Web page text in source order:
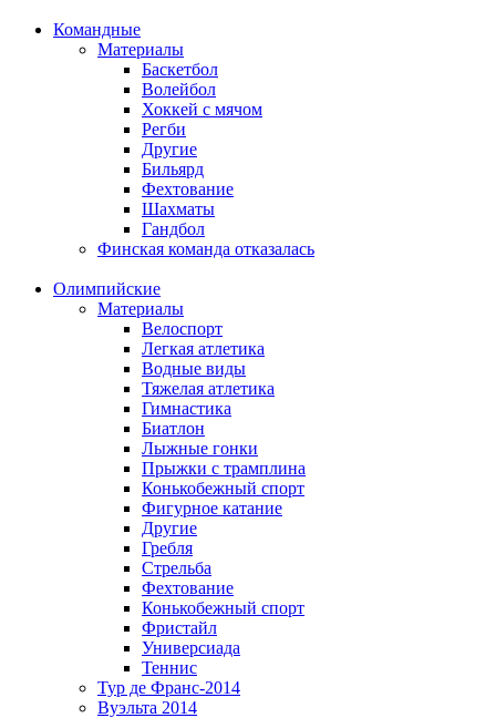
Командные
Материалы
Баскетбол
Волейбол
Хоккей с мячом
Регби
Другие
Бильярд
Фехтование
Шахматы
Гандбол
Финская команда отказалась
Олимпийские
Материалы
Велоспорт
Легкая атлетика
Водные виды
Тяжелая атлетика
Гимнастика
Биатлон
Лыжные гонки
Прыжки с трамплина
Конькобежный спорт
Фигурное катание
Другие
Гребля
Стрельба
Фехтование
Конькобежный спорт
Фристайл
Универсиада
Теннис
Тур де Франс-2014
Вуэльта 2014